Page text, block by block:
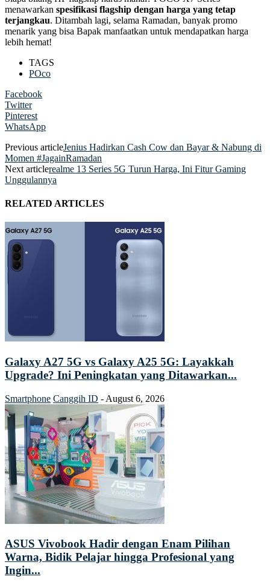
menawarkan spesifikasi flagship dengan harga yang tetap
terjangkau. Ditambah lagi, selama Ramadan, banyak promo
menarik yang bisa Bapak manfaatkan untuk mendapatkan harga
lebih hemat!
TAGS
POco
Facebook
Twitter
Pinterest
WhatsApp
Previous articleJenius Hadirkan Cash Cow dan Bayar & Nabung di
Momen #JagainRamadan
Next articlerealme 13 Series 5G Turun Harga, Ini Fitur Gaming
Unggulannya
RELATED ARTICLES
Galaxy A27 5G vs Galaxy A25 5G: Layakkah
Upgrade? Ini Peningkatan yang Ditawarkan...
Smartphone Canggih ID - August 6, 2026
ASUS Vivobook Hadir dengan Enam Pilihan
Warna, Bidik Pelajar hingga Profesional yang
Ingin...